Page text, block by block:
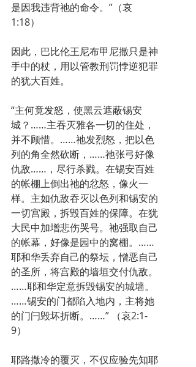
是因我违背祂的命令。”（哀
1:18）
因此，巴比伦王尼布甲尼撒只是神
手中的杖，用以管教刑罚悖逆犯罪
的犹大百姓。
“主何竟发怒，使黑云遮蔽锡安
城？……主吞灭雅各一切的住处，
并不顾惜。……祂发烈怒，把以色
列的角全然砍断，……祂张弓好像
仇敌……，尽行杀戮。在锡安百姓
的帐棚上倒出祂的忿怒，像火一
样。主如仇敌吞灭以色列和锡安的
一切宫殿，拆毁百姓的保障。在犹
大民中加增悲伤哭号。祂强取自己
的帐幕，好像是园中的窝棚。……
耶和华丢弃自己的祭坛，憎恶自己
的圣所，将宫殿的墙垣交付仇敌。
……耶和华定意拆毁锡安的城墙。
……锡安的门都陷入地内，主将她
的门闩毁坏折断。……” （哀2:1-
9）
耶路撒冷的覆灭，不仅应验先知耶